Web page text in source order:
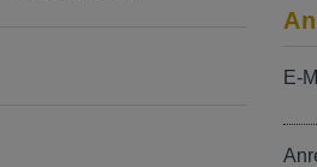
E-